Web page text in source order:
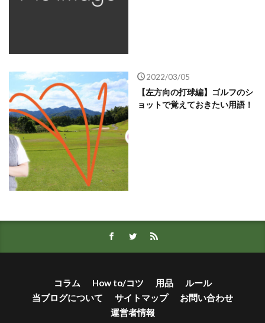
2022/03/05
【左方向の打球編】ゴルフのシ
ョットで覚えておきたい用語！
コラム How to/コツ 用品
ルール
当ブログについて
サイトマップ
お問い合わせ
運営者情報